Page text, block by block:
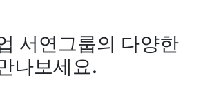
서연그룹의 다양한
나보세요.